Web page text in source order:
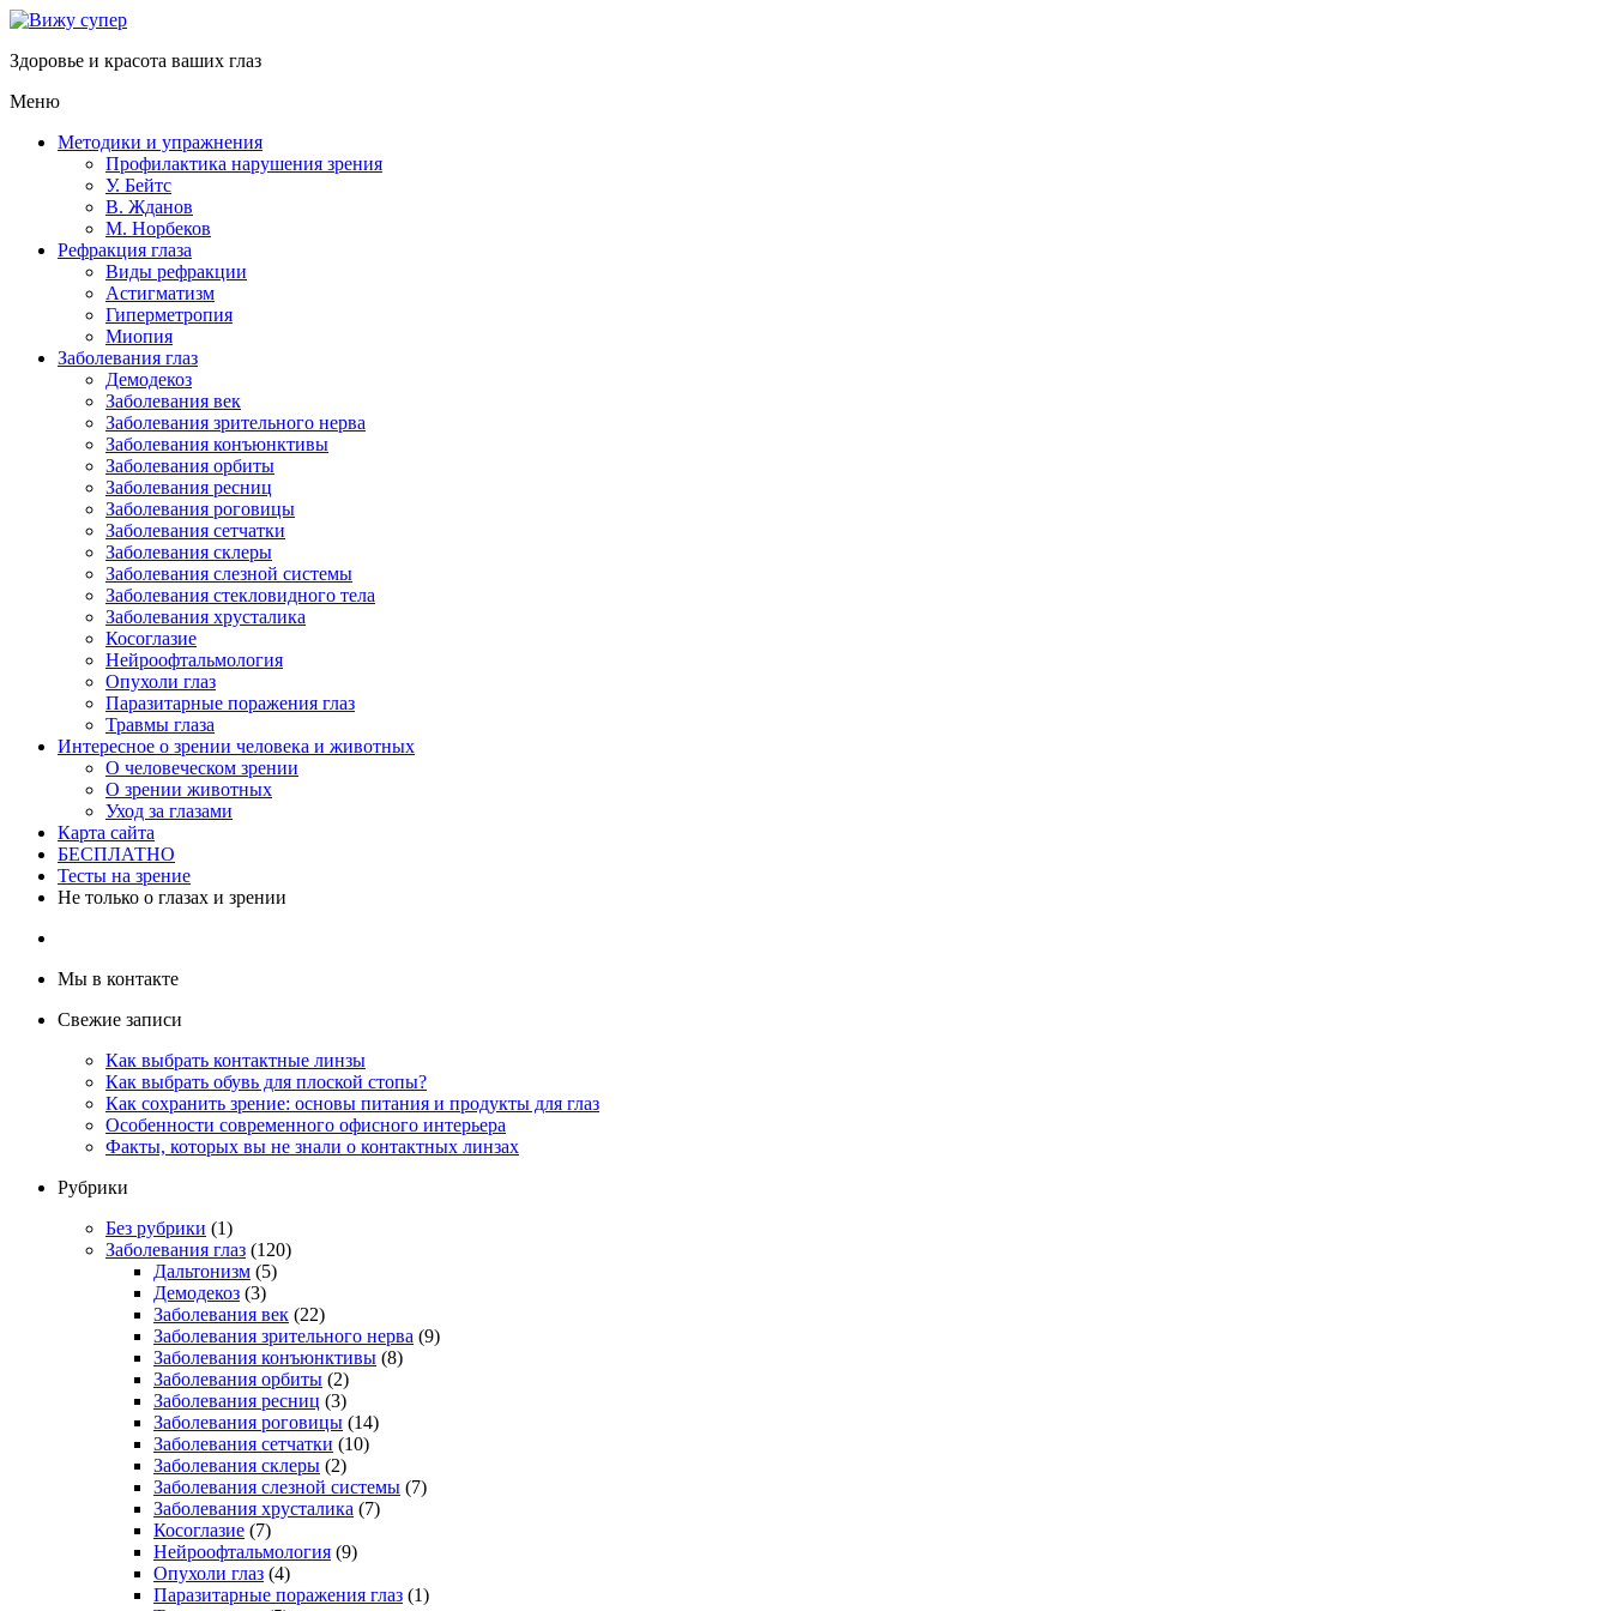
Здоровье и красота ваших глаз
Меню
Методики и упражнения
Профилактика нарушения зрения
У. Бейтс
В. Жданов
М. Норбеков
Рефракция глаза
Виды рефракции
Астигматизм
Гиперметропия
Миопия
Заболевания глаз
Демодекоз
Заболевания век
Заболевания зрительного нерва
Заболевания конъюнктивы
Заболевания орбиты
Заболевания ресниц
Заболевания роговицы
Заболевания сетчатки
Заболевания склеры
Заболевания слезной системы
Заболевания стекловидного тела
Заболевания хрусталика
Косоглазие
Нейроофтальмология
Опухоли глаз
Паразитарные поражения глаз
Травмы глаза
Интересное о зрении человека и животных
О человеческом зрении
О зрении животных
Уход за глазами
Карта сайта
БЕСПЛАТНО
Тесты на зрение
Не только о глазах и зрении
Мы в контакте
Свежие записи
Как выбрать контактные линзы
Как выбрать обувь для плоской стопы?
Как сохранить зрение: основы питания и продукты для глаз
Особенности современного офисного интерьера
Факты, которых вы не знали о контактных линзах
Рубрики
Без рубрики (1)
Заболевания глаз (120)
Дальтонизм (5)
Демодекоз (3)
Заболевания век (22)
Заболевания зрительного нерва (9)
Заболевания конъюнктивы (8)
Заболевания орбиты (2)
Заболевания ресниц (3)
Заболевания роговицы (14)
Заболевания сетчатки (10)
Заболевания склеры (2)
Заболевания слезной системы (7)
Заболевания хрусталика (7)
Косоглазие (7)
Нейроофтальмология (9)
Опухоли глаз (4)
Паразитарные поражения глаз (1)